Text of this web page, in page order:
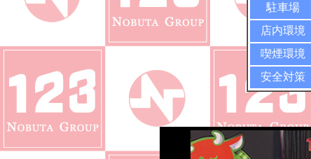
駐車場
店内環境
喫煙環境
安全対策